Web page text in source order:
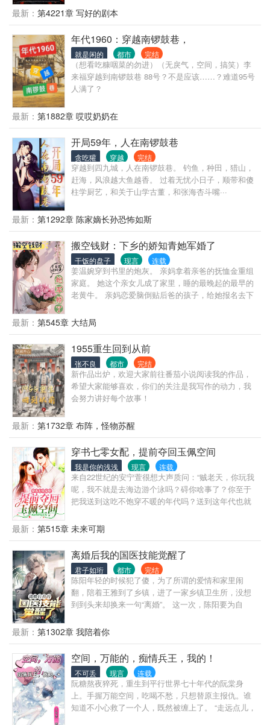
为掩饰，拨弄风云，算计天下！
最新： 第4221章 写好的剧本
年代1960：穿越南锣鼓巷，
就是闲的 都市 完结
（想看吃糠咽菜的勿进）（无戾气，空间，搞笑）李
来福穿越到南锣鼓巷 88号？不是应该……？难道95号
人满了？
最新： 第1882章 哎哎奶奶在
开局59年，人在南锣鼓巷
贪吃獾 穿越 完结
穿越到四九城，人在南锣鼓巷。 钓鱼，种田，猎山，
赶海，风浪越大鱼越香。 过着无忧小日子，顺带和傻
柱学厨艺，和关于山学古董，和张海杏斗嘴···
最新： 第1292章 陈家嫡长孙恐怖如斯
搬空钱财：下乡的娇知青她军婚了
干饭的盘子 现言 连载
姜温婉穿到书里的炮灰。 亲妈拿着亲爸的抚恤金重组
家庭。 她这个亲女儿成了家里，睡的最晚起的最早的
老黄牛。 亲妈恋爱脑倒贴后爸的孩子，给她报名去下
她姜温婉名字虽然温婉，性子可野蛮，外加心黑手
狠。 你给我报名，我反手给继妹也报名。 继父还想欺
负她，她反手打骨折，正好去医院开二斤排骨票。 她
要好好补补，不然打人的力气都没有，只能打个骨折
的轻伤。 下乡后，知青大院里全是瓜。 她瞬间成了瓜
地里的猹，瓜太多，吃不完，根本吃不完。 一旁递瓜
子的猹： “婉婉，瓜好吃，还是我好吃？” 姜温婉看着
他十八块腹肌流口水：“白天吃瓜，晚上吃猹。” ps：
最新： 第545章 大结局
1955重生回到从前
张不良 都市 完结
新作品出炉，欢迎大家前往番茄小说阅读我的作品，
希望大家能够喜欢，你们的关注是我写作的动力，我
会努力讲好每个故事！
最新： 第1732章 布阵，怪物苏醒
穿书七零女配，提前夺回玉佩空间
我是你的浅浅 现言 连载
来自22世纪的安宁萱很想大声质问：“贼老天，你玩我
呢，我不就是去海边游个泳吗？碍你啥事了？你至于
把我送到这吃不饱穿不暖的年代吗？送到这年代也就
恶毒女配？！女配就女配吧，我躲着点女主，可是谁
能告诉我，这朵盛世大白莲，茶里茶气的女主为什么
老往我身边凑呢？！贼老天，我到底哪里得罪你了，
我好好的人生就毁了，呜呜呜，姐的财产，姐的肤白
貌美大长腿都没有了，这个身体干瘪，土里土气的土
妞真的是我吗？呜呜呜呜，真是不想活了！” 等等，这
个长相英俊、不苟言笑、冰块脸是谁？你干嘛总是跟
着我！ 某冰块男：媳妇，我们该要个小崽崽了。 某不
手，我们快回家一起造娃。 某冰块男一脸无语‘媳妇，
说好的害羞呢。’ 某不要脸女‘有吗？我有害羞吗？不管
了，先造娃再搞钱。生娃赚钱两不误，走向人生巅
峰。’
最新： 第515章 未来可期
离婚后我的国医技能觉醒了
君子如珩 都市 完结
陈阳年轻的时候犯了傻，为了所谓的爱情和家里闹
翻，陪着王雅到了乡镇，进了一家乡镇卫生所，没想
到到头来却换来一句“离婚”。 这一次，陈阳要为自
的天地。
最新： 第1302章 我陪着你
空间，万能的，痴情兵王，我的！
不可丢 现言 连载
阮糖熬夜猝死，重生到平行世界七十年代的阮棠身
上。手握万能空间，吃喝不愁，只想替原主报仇。谁
知道不小心救了一个人，既然被缠上了。 “走远点儿，